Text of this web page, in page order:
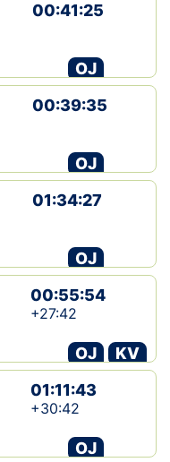
00:41:25
OJ
00:39:35
OJ
01:34:27
OJ
00:55:54
+27:42
OJ
KV
01:11:43
+30:42
OJ